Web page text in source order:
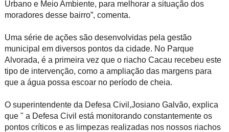
Urbano e Meio Ambiente, para melhorar a situação dos
moradores desse bairro”, comenta.
Uma série de ações são desenvolvidas pela gestão
municipal em diversos pontos da cidade. No Parque
Alvorada, é a primeira vez que o riacho Cacau recebeu este
tipo de intervenção, como a ampliação das margens para
que a água possa escoar no período de cheia.
O superintendente da Defesa Civil,Josiano Galvão, explica
que " a Defesa Civil está monitorando constantemente os
pontos críticos e as limpezas realizadas nos nossos riachos